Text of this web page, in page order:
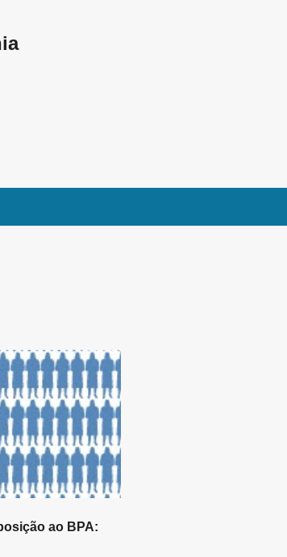
ao BPA: